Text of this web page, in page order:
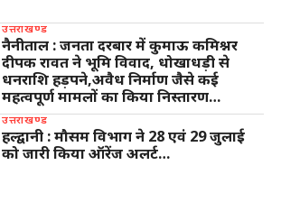
उत्तराखण्ड
नैनीताल : जनता दरबार में कुमाऊ कमिश्नर
दीपक रावत ने भूमि विवाद, धोखाधड़ी से
धनराशि हड़पने,अवैध निर्माण जैसे कई
महत्वपूर्ण मामलों का किया निस्तारण…
उत्तराखण्ड
हल्द्वानी : मौसम विभाग ने 28 एवं 29 जुलाई
को जारी किया ऑरेंज अलर्ट…